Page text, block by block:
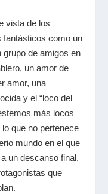
vista de los
fantásticos como un
grupo de amigos en
un amor de
amor, una
y el “loco del
más locos
que no pertenece
mundo en el que
un descanso final,
que